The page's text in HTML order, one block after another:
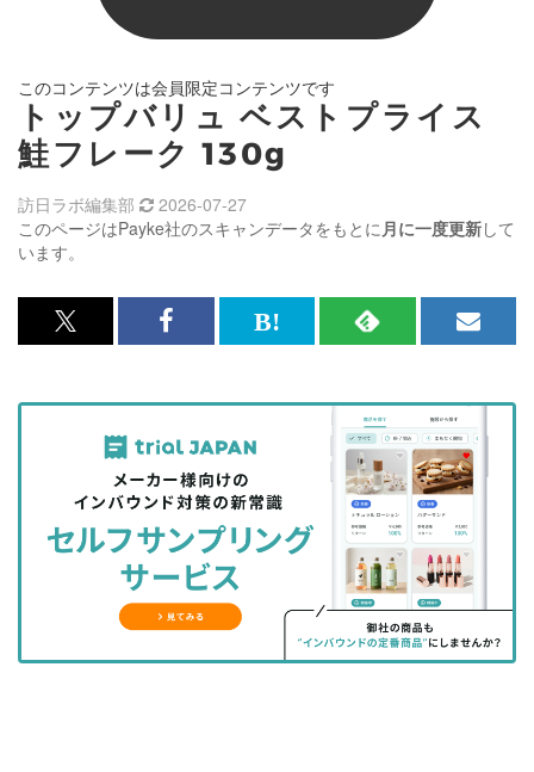
このコンテンツは会員限定コンテンツです
トップバリュ ベストプライス
鮭フレーク 130g
このページはPayke社のスキャンデータをもとに月に一度更新して
います。
訪日ラボ編集部 2026-07-27
x<br>
記
を
シ
ェ
る
Facebook<br>
記
事
を
シ
ェ
ア
す
る
は
な
ッ
ク
マ
に
RSS
記
事
を
購
読
す
る
メ
マ
ガ
登
録
す
る